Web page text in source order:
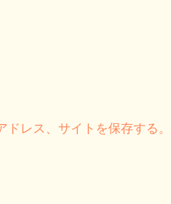
レス、サイトを保存する。